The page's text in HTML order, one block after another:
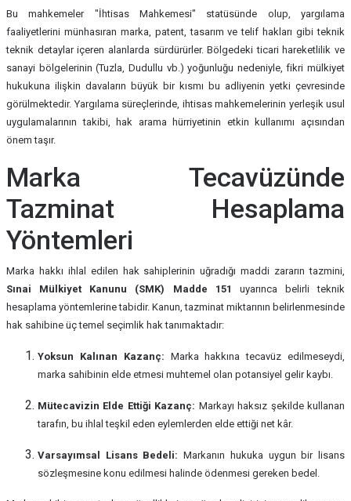
Bu mahkemeler "İhtisas Mahkemesi" statüsünde olup, yargılama
faaliyetlerini münhasıran marka, patent, tasarım ve telif hakları gibi teknik
teknik detaylar içeren alanlarda sürdürürler. Bölgedeki ticari hareketlilik ve
sanayi bölgelerinin (Tuzla, Dudullu vb.) yoğunluğu nedeniyle, fikri mülkiyet
hukukuna ilişkin davaların büyük bir kısmı bu adliyenin yetki çevresinde
görülmektedir. Yargılama süreçlerinde, ihtisas mahkemelerinin yerleşik usul
uygulamalarının takibi, hak arama hürriyetinin etkin kullanımı açısından
önem taşır.
Marka Tecavüzünde
Tazminat Hesaplama
Yöntemleri
Marka hakkı ihlal edilen hak sahiplerinin uğradığı maddi zararın tazmini,
Sınai Mülkiyet Kanunu (SMK) Madde 151
uyarınca belirli teknik
hesaplama yöntemlerine tabidir. Kanun, tazminat miktarının belirlenmesinde
hak sahibine üç temel seçimlik hak tanımaktadır:
Yoksun Kalınan Kazanç: Marka hakkına tecavüz edilmeseydi,
marka sahibinin elde etmesi muhtemel olan potansiyel gelir kaybı.
Mütecavizin Elde Ettiği Kazanç: Markayı haksız şekilde kullanan
tarafın, bu ihlal teşkil eden eylemlerden elde ettiği net kâr.
Varsayımsal Lisans Bedeli: Markanın hukuka uygun bir lisans
sözleşmesine konu edilmesi halinde ödenmesi gereken bedel.